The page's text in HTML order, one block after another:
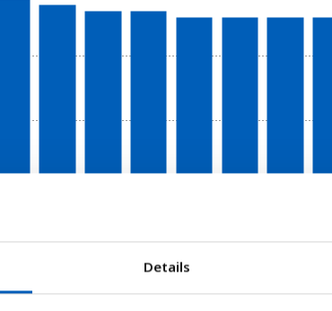
Details
Stapeldiagram Linje Platt